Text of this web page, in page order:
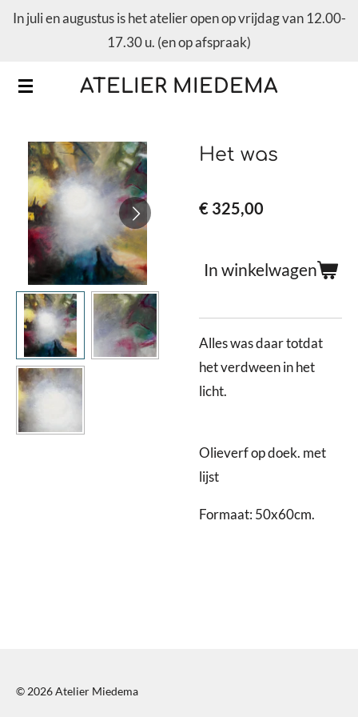
Ga
de
ATELIER MIEDEMA
In juli en augustus is het atelier open op vrijdag van 12.00-
17.30 u. (en op afspraak)
Het was
€ 325,00
In winkelwagen
Alles was daar totdat
het verdween in het
licht.
Olieverf op doek. met
lijst
Formaat: 50x60cm.
© 2026 Atelier Miedema